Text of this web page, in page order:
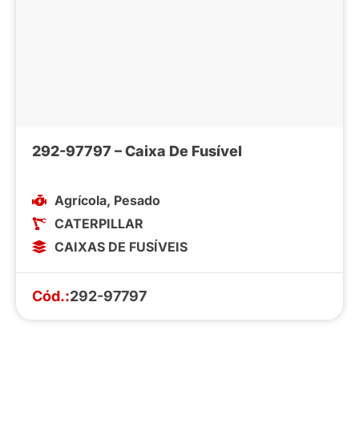
292-97797 – Caixa De Fusível
Agrícola, Pesado
CATERPILLAR
CAIXAS DE FUSÍVEIS
Cód.:292-97797